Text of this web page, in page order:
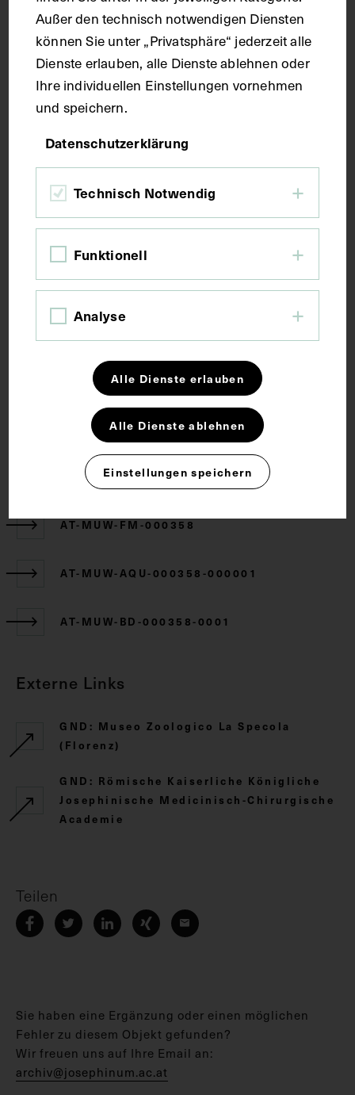
Seitenblatt 37,1 x 27 cm
Kurzbeschreibung
Der Text ist die ergänzende Beschreibung in
italienischer Sprache zum anatomischen
Wachsmodell eines weiblichen Beckens.
CC BY-NC-SA 4.0
Zugehörige Objekte
AT-MUW-FM-000358
AT-MUW-AQU-000358-000001
AT-MUW-BD-000358-0001
Externe Links
GND: Museo Zoologico La Specola
(Florenz)
GND: Römische Kaiserliche Königliche
Josephinische Medicinisch-Chirurgische
Academie
Teilen
Sie haben eine Ergänzung oder einen möglichen
Fehler zu diesem Objekt gefunden?
Wir freuen uns auf Ihre Email an:
archiv@josephinum.ac.at
Außer den technisch notwendigen Diensten
können Sie unter „Privatsphäre“ jederzeit alle
Dienste erlauben, alle Dienste ablehnen oder
Ihre individuellen Einstellungen vornehmen
und speichern.
Datenschutzerklärung
Technisch Notwendig
Funktionell
Analyse
Alle Dienste erlauben
Alle Dienste ablehnen
Einstellungen speichern